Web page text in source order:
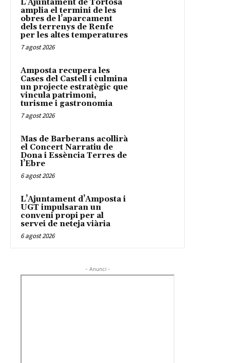
L’Ajuntament de Tortosa
amplia el termini de les
obres de l’aparcament
dels terrenys de Renfe
per les altes temperatures
7 agost 2026
Amposta recupera les
Cases del Castell i culmina
un projecte estratègic que
vincula patrimoni,
turisme i gastronomia
7 agost 2026
Mas de Barberans acollirà
el Concert Narratiu de
Dona i Essència Terres de
l’Ebre
6 agost 2026
L’Ajuntament d’Amposta i
UGT impulsaran un
conveni propi per al
servei de neteja viària
6 agost 2026
- Anunci -